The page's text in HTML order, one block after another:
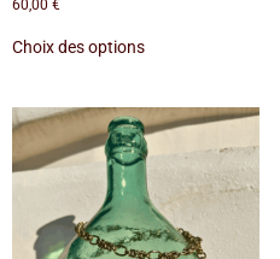
60,00 €
Choix des options